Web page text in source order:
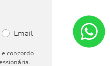
Email
e concordo